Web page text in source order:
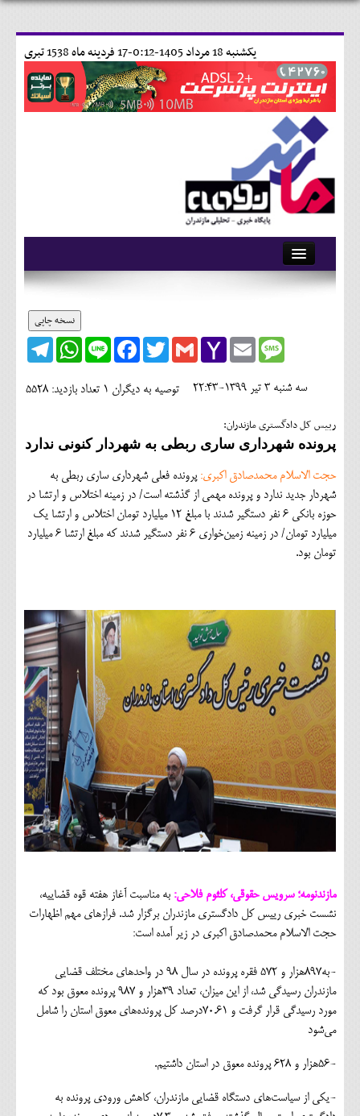
17 فردينه ماه 1538 تبری يکشنبه 18 مرداد 1405-0:12-
آرشیو
وبلاگ
کلینیک
حقوقی
محیط زیست و گردشگری
فرهنگی و هنری
نسخه چاپی
Telegram
WhatsApp Line
FacebookTwitterGmailYahoo
Mail
EmailMessage
تعداد بازدید: 5528 توصیه به دیگران 1 سه شنبه 3 تير 1399-22:43
رییس کل دادگستری مازندران:
پرونده شهرداری ساری ربطی به شهردار کنونی ندارد
حجت الاسلام محمدصادق اکبری: پرونده فعلی شهرداری ساری ربطی به
شهردار جدید ندارد و پرونده مهمی از گذشته است/ در زمینه اختلاس و ارتشا در
حوزه بانکی ۶ نفر دستگیر شدند با مبلغ ۱۲ میلیارد تومان اختلاس و ارتشا یک
میلیارد تومان/ در زمینه زمین‌خواری ۶ نفر دستگیر شدند که مبلغ ارتشا ۶ میلیارد
تومان بود.
مازندنومه؛ سرویس حقوقی، کلثوم فلاحی: به مناسبت آغاز هفته قوه قضاییه،
نشست خبری رییس کل دادگستری مازندران برگزار شد. فرازهای مهم اظهارات
حجت الاسلام محمدصادق اکبری در زیر آمده است:
-به۸۹۷هزار و ۵۷۲ فقره پرونده در سال ۹۸ در واحدهای مختلف قضایی
مازندران رسیدگی شد، از این میزان، تعداد ۳۹هزار و ۹۸۷ پرونده معوق بود که
مورد رسیدگی قرار گرفت و ۷۰.۶۱درصد کل پرونده‌های معوق استان را شامل
می‌شود
-۵۶هزار و ۶۲۸ پرونده معوق در استان داشتیم.
-یکی از سیاست‌های دستگاه قضایی مازندران، کاهش ورودی پرونده به